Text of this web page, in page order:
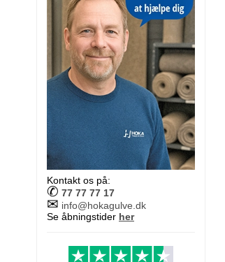
Kontakt os på:
✆ 77 77 77 17
✉ info@hokagulve.dk
Se åbningstider her